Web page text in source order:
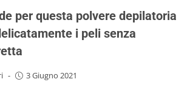
per questa polvere depilatoria
i peli senza
- 3 Giugno 2021